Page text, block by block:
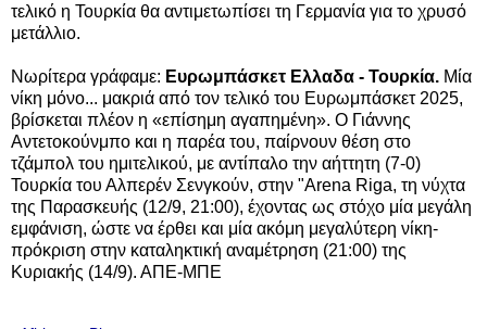
τελικό η Τουρκία θα αντιμετωπίσει τη Γερμανία για το χρυσό
μετάλλιο.
Νωρίτερα γράφαμε: Ευρωμπάσκετ Ελλαδα - Τουρκία. Μία
νίκη μόνο... μακριά από τον τελικό του Ευρωμπάσκετ 2025,
βρίσκεται πλέον η «επίσημη αγαπημένη». Ο Γιάννης
Αντετοκούνμπο και η παρέα του, παίρνουν θέση στο
τζάμπολ του ημιτελικού, με αντίπαλο την αήττητη (7-0)
Τουρκία του Αλπερέν Σενγκούν, στην "Arena Riga, τη νύχτα
της Παρασκευής (12/9, 21:00), έχοντας ως στόχο μία μεγάλη
εμφάνιση, ώστε να έρθει και μία ακόμη μεγαλύτερη νίκη-
πρόκριση στην καταληκτική αναμέτρηση (21:00) της
Κυριακής (14/9). ΑΠΕ-ΜΠΕ